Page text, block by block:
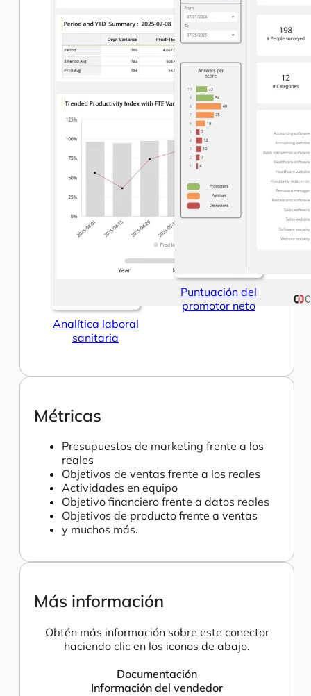
Analítica laboral
sanitaria
Puntuación del
promotor neto
Métricas
Presupuestos de marketing frente a los
reales
Objetivos de ventas frente a los reales
Actividades en equipo
Objetivo financiero frente a datos reales
Objetivos de producto frente a ventas
y muchos más.
Más información
Obtén más información sobre este conector
haciendo clic en los iconos de abajo.
Documentación
Información del vendedor